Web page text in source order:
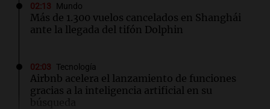
02:13 Mundo
Más de 1.300 vuelos cancelados en Shanghái
ante la llegada del tifón Dolphin
02:03 Tecnología
Airbnb acelera el lanzamiento de funciones
gracias a la inteligencia artificial en su
búsqueda